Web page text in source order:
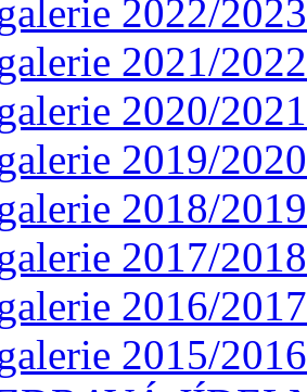
2022/2023
2021/2022
2020/2021
2019/2020
2018/2019
2017/2018
2016/2017
2015/2016